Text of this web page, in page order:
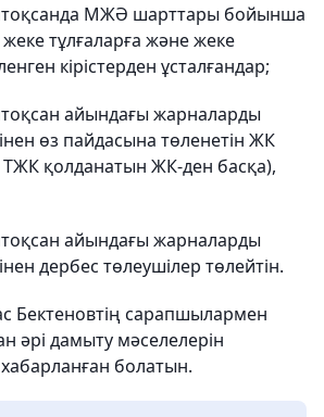
МЖӘ шарттары бойынша
тұлғаларға және жеке
кірістерден ұсталғандар;
айындағы жарналарды
өз пайдасына төленетін ЖК
ТЖК қолданатын ЖК-ден басқа),
айындағы жарналарды
дербес төлеушілер төлейтін.
Бектеновтің сарапшылармен
әрі дамыту мәселелерін
болатын.